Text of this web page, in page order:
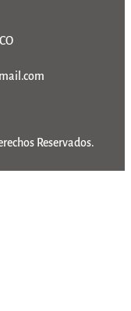
Reservados.